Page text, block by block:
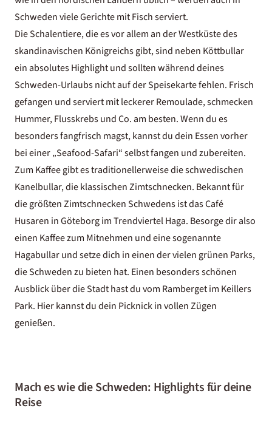
Schweden viele Gerichte mit Fisch serviert.
Die Schalentiere, die es vor allem an der Westküste des
skandinavischen Königreichs gibt, sind neben Köttbullar
ein absolutes Highlight und sollten während deines
Schweden-Urlaubsnicht auf der Speisekarte fehlen. Frisch
gefangen und serviert mit leckerer Remoulade, schmecken
Hummer, Flusskrebs und Co. am besten. Wenn du es
besonders fangfrisch magst, kannst du dein Essen vorher
bei einer „Seafood-Safari“ selbst fangen und zubereiten.
Zum Kaffee gibt es traditionellerweise die schwedischen
Kanelbullar, die klassischen Zimtschnecken. Bekannt für
die größten Zimtschnecken Schwedens ist das Café
Husaren in Göteborg im Trendviertel Haga. Besorge dir also
einen Kaffee zum Mitnehmen und eine sogenannte
Hagabullar und setze dich in einen der vielen grünen Parks,
die Schweden zu bieten hat. Einen besonders schönen
Ausblick über die Stadt hast du vom Ramberget im Keillers
Park. Hier kannst du dein Picknick in vollen Zügen
genießen.
Mach es wie die Schweden: Highlights für deine
Reise